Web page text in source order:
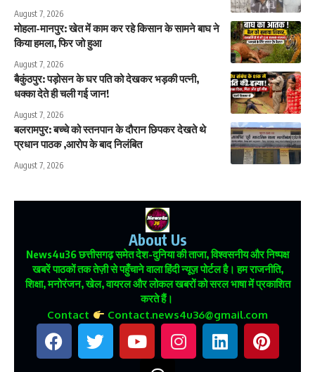
August 7, 2026
मोहला-मानपुर: खेत में काम कर रहे किसान के सामने बाघ ने
किया हमला, फिर जो हुआ
August 7, 2026
बैकुंठपुर: पड़ोसन के घर पति को देखकर भड़की पत्नी,
धक्का देते ही चली गई जान!
August 7, 2026
बलरामपुर: बच्चे को स्तनपान के दौरान छिपकर देखते थे
प्रधान पाठक ,आरोप के बाद निलंबित
August 7, 2026
About Us
News4u36छत्तीसगढ़ समेत देश-दुनिया की ताजा, विश्वसनीय और निष्पक्ष
खबरें पाठकों तक तेज़ी से पहुँचाने वाला हिंदी न्यूज़ पोर्टल है। हम राजनीति,
शिक्षा, मनोरंजन, खेल, वायरल और लोकल खबरों को सरल भाषा में प्रकाशित
करते हैं।
Contact Contact.news4u36@gmail.com